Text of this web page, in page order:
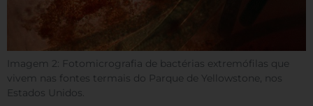
Imagem 2: Fotomicrografia de bactérias extremófilas que
vivem nas fontes termais do Parque de Yellowstone, nos
Estados Unidos.